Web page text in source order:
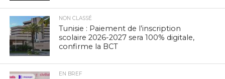
NON CLASSÉ
Tunisie : Paiement de l’inscription
scolaire 2026-2027 sera 100% digitale,
confirme la BCT
EN BREF